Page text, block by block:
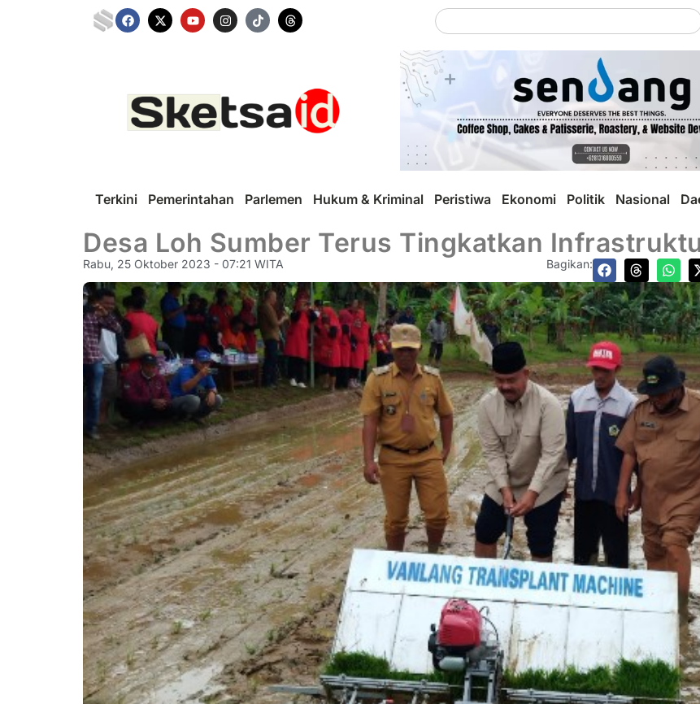
Terkini Pemerintahan Parlemen Hukum & Kriminal Peristiwa Ekonomi Politik Nasional
Desa Loh Sumber Terus Tingkatkan
Rabu, 25 Oktober 2023 - 07:21 WITA Bagikan: